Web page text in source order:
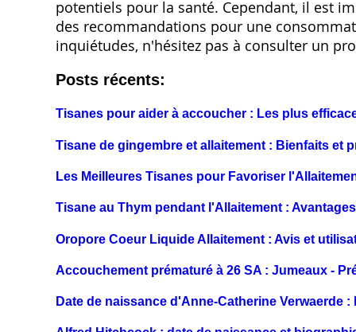
potentiels pour la santé. Cependant‚ il est
des recommandations pour une
inquiétudes‚ n'hésitez pas à consulter un
Posts récents:
Tisanes pour aider à accoucher : Les plus
Tisane de gingembre et allaitement : Bienfaits et
Les Meilleures Tisanes pour Favoriser
Tisane au Thym pendant l'Allaitement :
Oropore Coeur Liquide Allaitement : Avis et
Accouchement prématuré à 26 SA : Jumeaux -
Date de naissance d'Anne-Catherine Verwaerde